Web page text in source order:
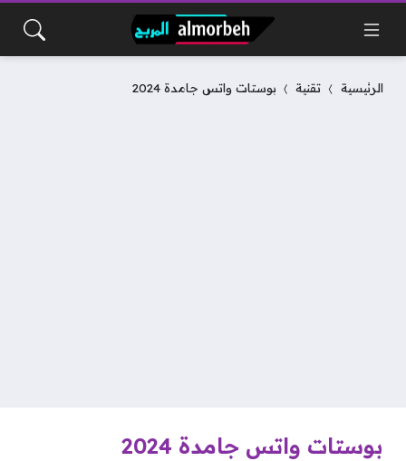
الرئيسية تقنية بوستات واتس جامدة 2024
بوستات واتس جامدة 2024